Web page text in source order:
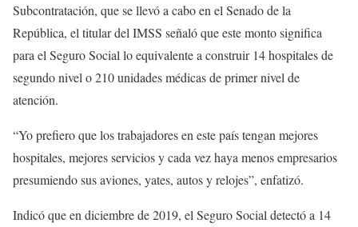
Subcontratación, que se llevó a cabo en el Senado de la
República, el titular del IMSS señaló que este monto significa
para el Seguro Social lo equivalente a construir 14 hospitales de
segundo nivel o 210 unidades médicas de primer nivel de
atención.
“Yo prefiero que los trabajadores en este país tengan mejores
hospitales, mejores servicios y cada vez haya menos empresarios
presumiendo sus aviones, yates, autos y relojes”, enfatizó.
Indicó que en diciembre de 2019, el Seguro Social detectó a 14